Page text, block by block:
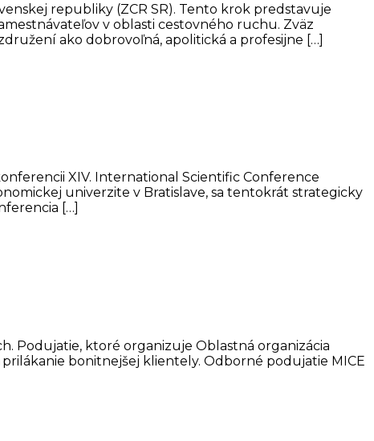
republiky (ZCR SR). Tento krok predstavuje
v oblasti cestovného ruchu. Zväz
ako dobrovoľná, apolitická a profesijne […]
XIV. International Scientific Conference
univerzite v Bratislave, sa tentokrát strategicky
[…]
Podujatie, ktoré organizuje Oblastná organizácia
bonitnejšej klientely. Odborné podujatie MICE